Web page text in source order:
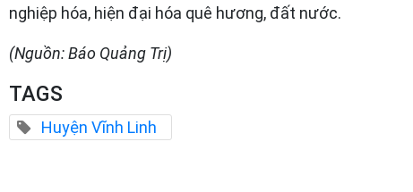
nghiệp hóa, hiện đại hóa quê hương, đất nước.
(Nguồn: Báo Quảng Trị)
TAGS
Huyện Vĩnh Linh